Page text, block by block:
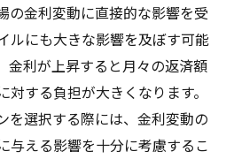
の金利変動に直接的な影響を受
ルにも大きな影響を及ぼす可能
金利が上昇すると月々の返済額
する負担が大きくなります。
を選択する際には、金利変動の
与える影響を十分に考慮するこ